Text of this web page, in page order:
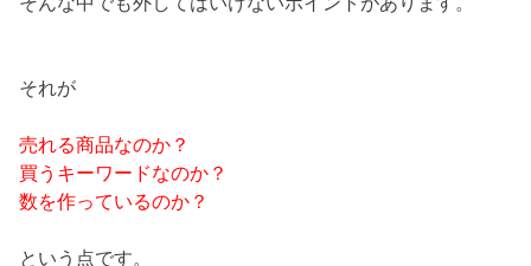
それが
売れる商品なのか？
買うキーワードなのか？
数を作っているのか？
という点です。